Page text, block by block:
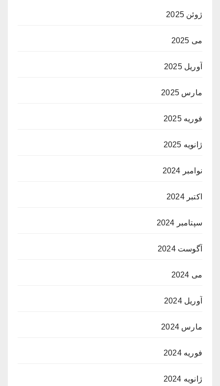
ژوئن 2025
می 2025
آوریل 2025
مارس 2025
فوریه 2025
ژانویه 2025
نوامبر 2024
اکتبر 2024
سپتامبر 2024
آگوست 2024
می 2024
آوریل 2024
مارس 2024
فوریه 2024
ژانویه 2024